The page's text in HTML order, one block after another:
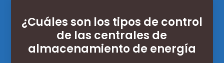
¿Cuáles son los tipos de control
de las centrales de
almacenamiento de energía